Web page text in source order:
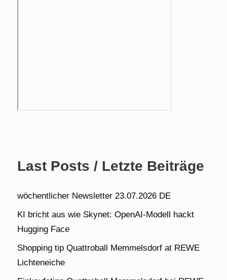
Last Posts / Letzte Beiträge
wöchentlicher Newsletter 23.07.2026 DE
KI bricht aus wie Skynet: OpenAI-Modell hackt
Hugging Face
Shopping tip Quattroball Memmelsdorf at REWE
Lichteneiche